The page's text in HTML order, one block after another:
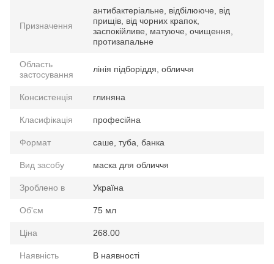
Призначення
антибактеріальне, відбілююче, від
прищів, від чорних крапок,
заспокійливе, матуюче, очищення,
протизапальне
Область
застосування
лінія підборіддя, обличчя
Консистенція глиняна
Класифікація професійна
Формат саше, туба, банка
Вид засобу маска для обличчя
Зроблено в Україна
Об'єм 75 мл
Ціна 268.00
Наявність В наявності